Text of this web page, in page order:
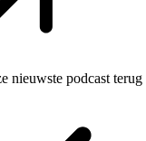
nieuwste podcast terug